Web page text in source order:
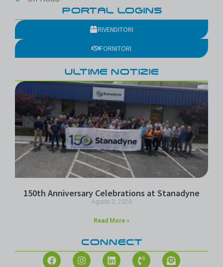
PORTAL LOGINS
RIVENDITORI
FORNITORI
ULTIME NOTIZIE
150th Anniversary Celebrations at Stanadyne
Agosto 3, 2026
Read More »
CONNECT